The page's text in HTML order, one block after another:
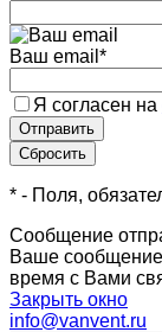
Ваш email *
Я согласен на
* - Поля,
Сообщение
Ваше
время с Вами
Закрыть окно
info@vanvent.ru